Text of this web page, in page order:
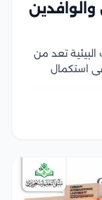
والوافدين
تعد من
في استكمال
والجهات